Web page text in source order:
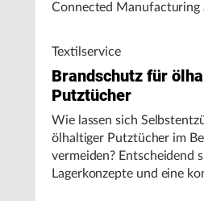
Connected Manufacturing
Textilservice
Brandschutz für
Putztücher
Wie lassen sich
ölhaltiger Putztücher im
vermeiden? Entscheidend
Lagerkonzepte und eine